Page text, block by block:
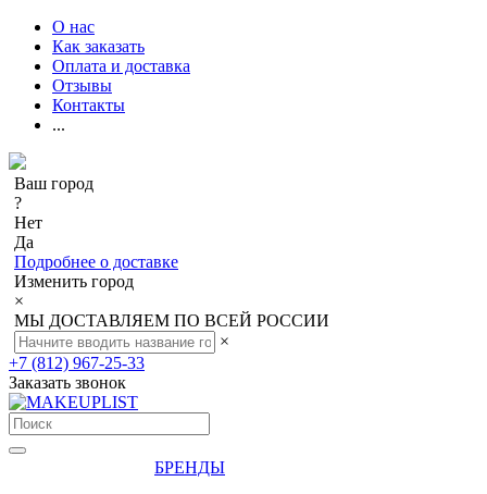
О нас
Как заказать
Оплата и доставка
Отзывы
Контакты
...
Ваш город
?
Нет
Да
Подробнее о доставке
Изменить город
×
МЫ ДОСТАВЛЯЕМ ПО ВСЕЙ РОССИИ
×
+7 (812) 967-25-33
Заказать звонок
БРЕНДЫ